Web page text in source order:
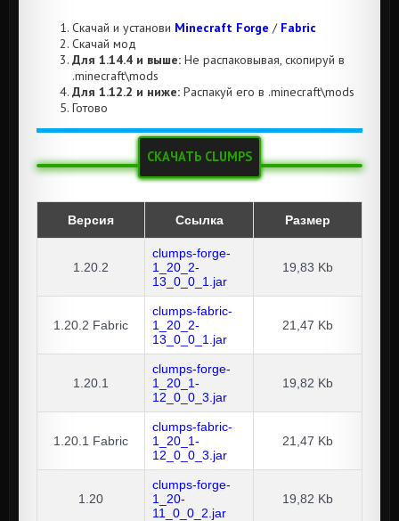
Скачай и установи Minecraft Forge / Fabric
Скачай мод
Для 1.14.4 и выше: Не распаковывая, скопируй в
.minecraft\mods
Для 1.12.2 и ниже: Распакуй его в .minecraft\mods
Готово
СКАЧАТЬ CLUMPS
Версия Ссылка Размер
1.20.2
clumps-forge-
1_20_2-
13_0_0_1.jar
19,83 Kb
1.20.2 Fabric
clumps-fabric-
1_20_2-
13_0_0_1.jar
21,47 Kb
1.20.1
clumps-forge-
1_20_1-
12_0_0_3.jar
19,82 Kb
1.20.1 Fabric
clumps-fabric-
1_20_1-
12_0_0_3.jar
21,47 Kb
1.20
clumps-forge-
1_20-
11_0_0_2.jar
19,82 Kb